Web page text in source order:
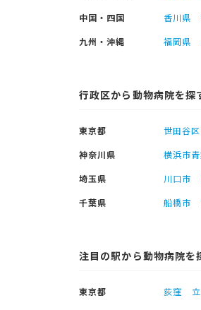
中国・四国
香川県
九州・沖縄
福岡県
行政区から動物病院を探
東京都 世田谷区
神奈川県
横浜市
埼玉県
川口市
千葉県
船橋市
注目の駅から動物病院を
東京都 荻窪